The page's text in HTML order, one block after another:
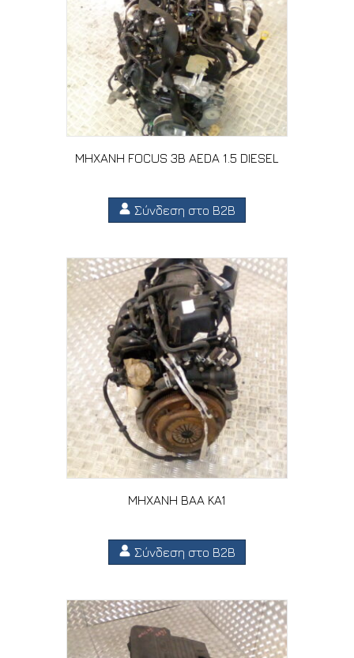
ΜΗΧΑΝΗ FOCUS 3B AEDA 1.5 DIESEL
Σύνδεση στο B2B
ΜΗΧΑΝΗ BAA KA1
Σύνδεση στο B2B